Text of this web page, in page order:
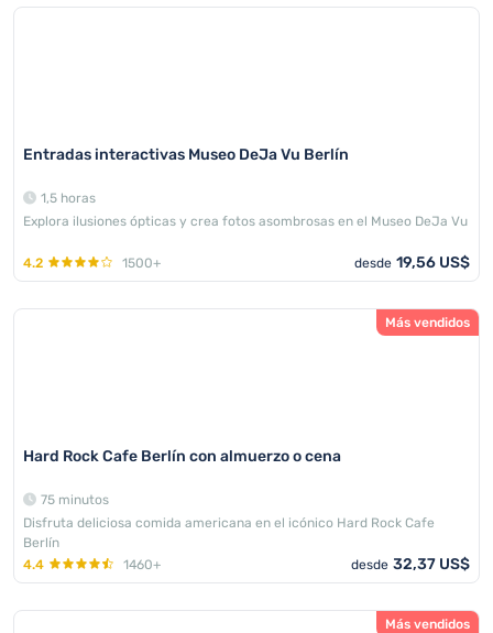
Entradas interactivas Museo DeJa Vu Berlín
1,5 horas
Explora ilusiones ópticas y crea fotos asombrosas en el Museo DeJa Vu
4.2 1500+ desde 19,56 US$
Más vendidos
Hard Rock Cafe Berlín con almuerzo o cena
75 minutos
Disfruta deliciosa comida americana en el icónico Hard Rock Cafe
Berlín
4.4
1460+ desde 32,37 US$
Más vendidos